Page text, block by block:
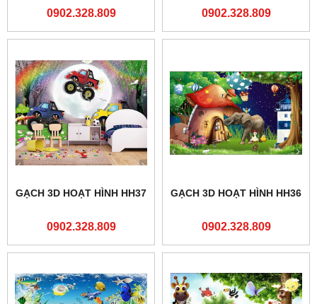
0902.328.809 0902.328.809
GẠCH 3D HOẠT HÌNH HH37
0902.328.809
GẠCH 3D HOẠT HÌNH HH36
0902.328.809